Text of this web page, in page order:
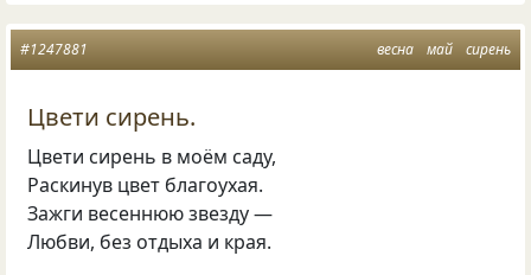
весна май сирень
#1247881
Цвети сирень.
Цвети сирень в моём саду,
Раскинув цвет благоухая.
Зажги весеннюю звезду —
Любви, без отдыха и края.